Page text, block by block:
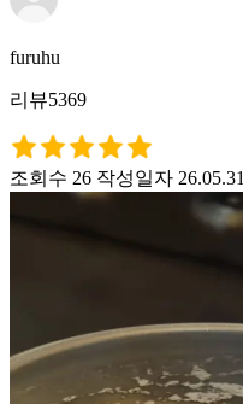
furuhu
리뷰5369
조회수 26 작성일자 26.05.31